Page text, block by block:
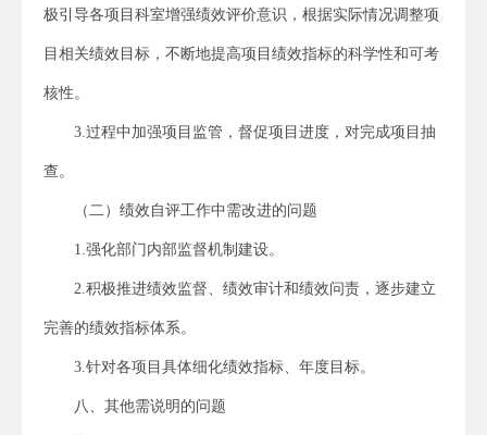
极引导各项目科室增强绩效评价意识，根据实际情况调整项
目相关绩效目标，不断地提高项目绩效指标的科学性和可考
核性。
3.过程中加强项目监管，督促项目进度，对完成项目抽
查。
（二）绩效自评工作中需改进的问题
1.强化部门内部监督机制建设。
2.积极推进绩效监督、绩效审计和绩效问责，逐步建立
完善的绩效指标体系。
3.针对各项目具体细化绩效指标、年度目标。
八、其他需说明的问题